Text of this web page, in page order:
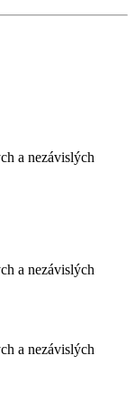
a nezávislých
a nezávislých
a nezávislých